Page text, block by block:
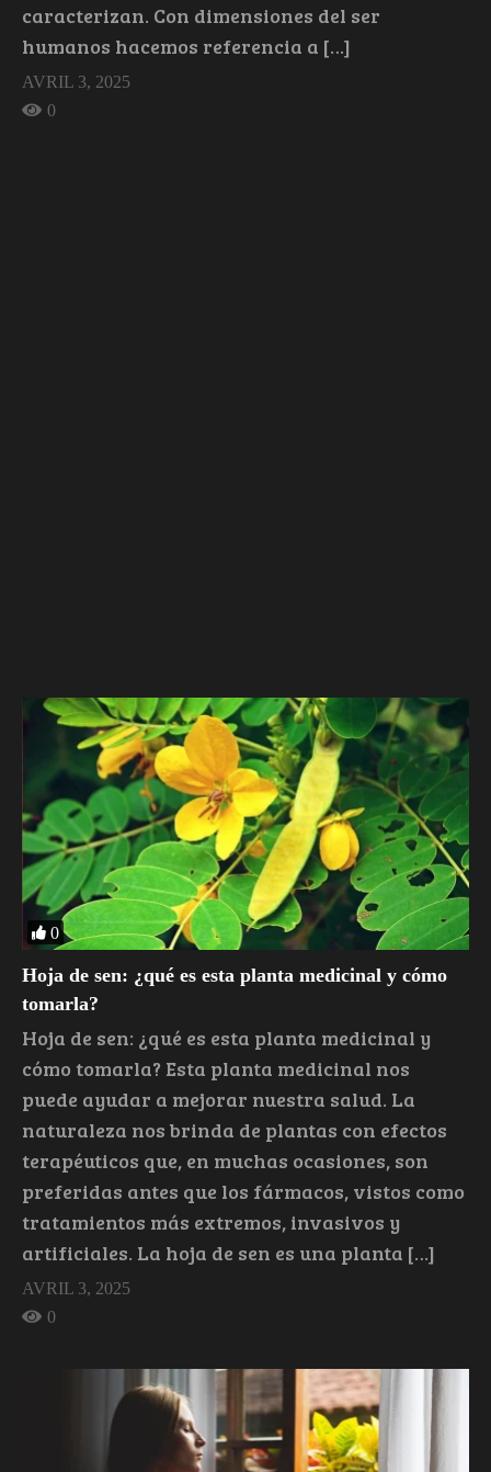
caracterizan. Con dimensiones del ser
humanos hacemos referencia a […]
AVRIL 3, 2025
0
0
Hoja de sen: ¿qué es esta planta medicinal y cómo
tomarla?
Hoja de sen: ¿qué es esta planta medicinal y
cómo tomarla? Esta planta medicinal nos
puede ayudar a mejorar nuestra salud. La
naturaleza nos brinda de plantas con efectos
terapéuticos que, en muchas ocasiones, son
preferidas antes que los fármacos, vistos como
tratamientos más extremos, invasivos y
artificiales. La hoja de sen es una planta […]
AVRIL 3, 2025
0